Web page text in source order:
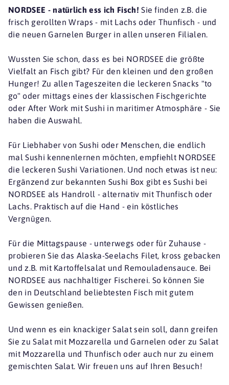
NORDSEE - natürlich ess ich Fisch! Sie finden z.B. die
frisch gerollten Wraps - mit Lachs oder Thunfisch - und
die neuen Garnelen Burger in allen unseren Filialen.
Wussten Sie schon, dass es bei NORDSEE die größte
Vielfalt an Fisch gibt? Für den kleinen und den großen
Hunger! Zu allen Tageszeiten die leckeren Snacks "to
go" oder mittags eines der klassischen Fischgerichte
oder After Work mit Sushi in maritimer Atmosphäre - Sie
haben die Auswahl.
Für Liebhaber von Sushi oder Menschen, die endlich
mal Sushi kennenlernen möchten, empfiehlt NORDSEE
die leckeren Sushi Variationen. Und noch etwas ist neu:
Ergänzend zur bekannten Sushi Box gibt es Sushi bei
NORDSEE als Handroll - alternativ mit Thunfisch oder
Lachs. Praktisch auf die Hand - ein köstliches
Vergnügen.
Für die Mittagspause - unterwegs oder für Zuhause -
probieren Sie das Alaska-Seelachs Filet, kross gebacken
und z.B. mit Kartoffelsalat und Remouladensauce. Bei
NORDSEE aus nachhaltiger Fischerei. So können Sie
den in Deutschland beliebtesten Fisch mit gutem
Gewissen genießen.
Und wenn es ein knackiger Salat sein soll, dann greifen
Sie zu Salat mit Mozzarella und Garnelen oder zu Salat
mit Mozzarella und Thunfisch oder auch nur zu einem
gemischten Salat. Wir freuen uns auf Ihren Besuch!